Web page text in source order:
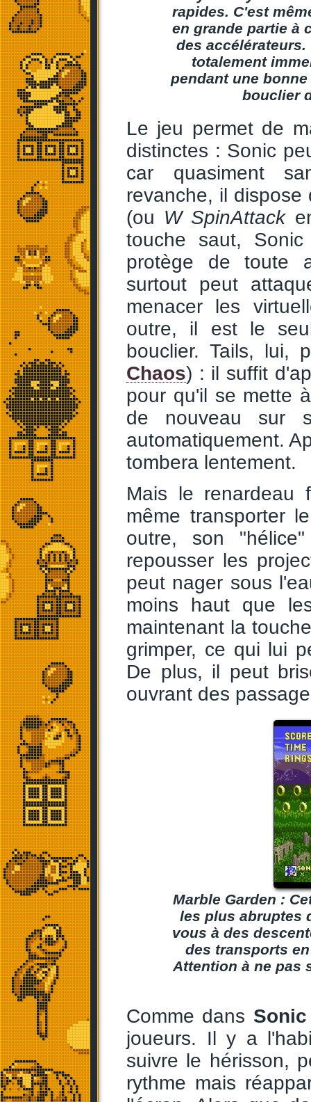
rapides. C'est
en grande partie à
des
totalement
pendant une
bouclier
Le jeu permet de
distinctes : Sonic
car quasiment
revanche, il dispose
(ou W SpinAttack
touche saut,
protège de toute
surtout peut
menacer les
outre, il est le
bouclier. Tails, lui,
Chaos) : il suffit
pour qu'il se mette
de nouveau sur
automatiquement.
tombera lentement.
Mais le
même transporter
outre, son
repousser les
peut nager sous
moins haut que
maintenant la
grimper, ce qui lui
De plus, il peut
ouvrant des
Marble Garden :
les plus abruptes
vous à des
des transports
Attention à ne pas
Comme dans
joueurs. Il y a
suivre le hérisson,
rythme mais